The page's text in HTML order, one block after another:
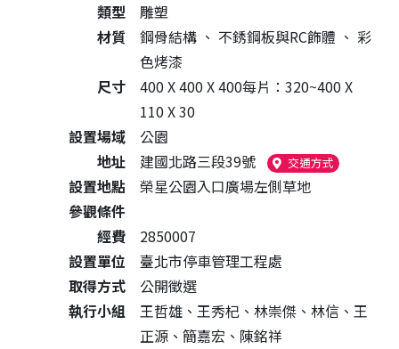
類型
雕塑
材質
鋼骨結構 、 不銹鋼板與RC飾體 、 彩
色烤漆
尺寸
400 X 400 X 400每片：320~400 X
110 X 30
設置場域
公園
地址
建國北路三段39號 交通方式（另開新視
設置地點
榮星公園入口廣場左側草地
參觀條件
經費
2850007
設置單位
臺北市停車管理工程處
取得方式
公開徵選
執行小組
王哲雄、王秀杞、林崇傑、林信、王
正源、簡嘉宏、陳銘祥